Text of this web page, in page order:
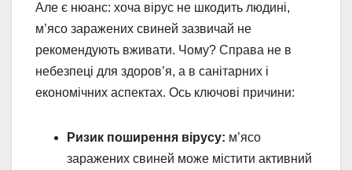
Але є нюанс: хоча вірус не шкодить людині,
м’ясо заражених свиней зазвичай не
рекомендують вживати. Чому? Справа не в
небезпеці для здоров’я, а в санітарних і
економічних аспектах. Ось ключові причини:
Ризик поширення вірусу: м’ясо
заражених свиней може містити активний